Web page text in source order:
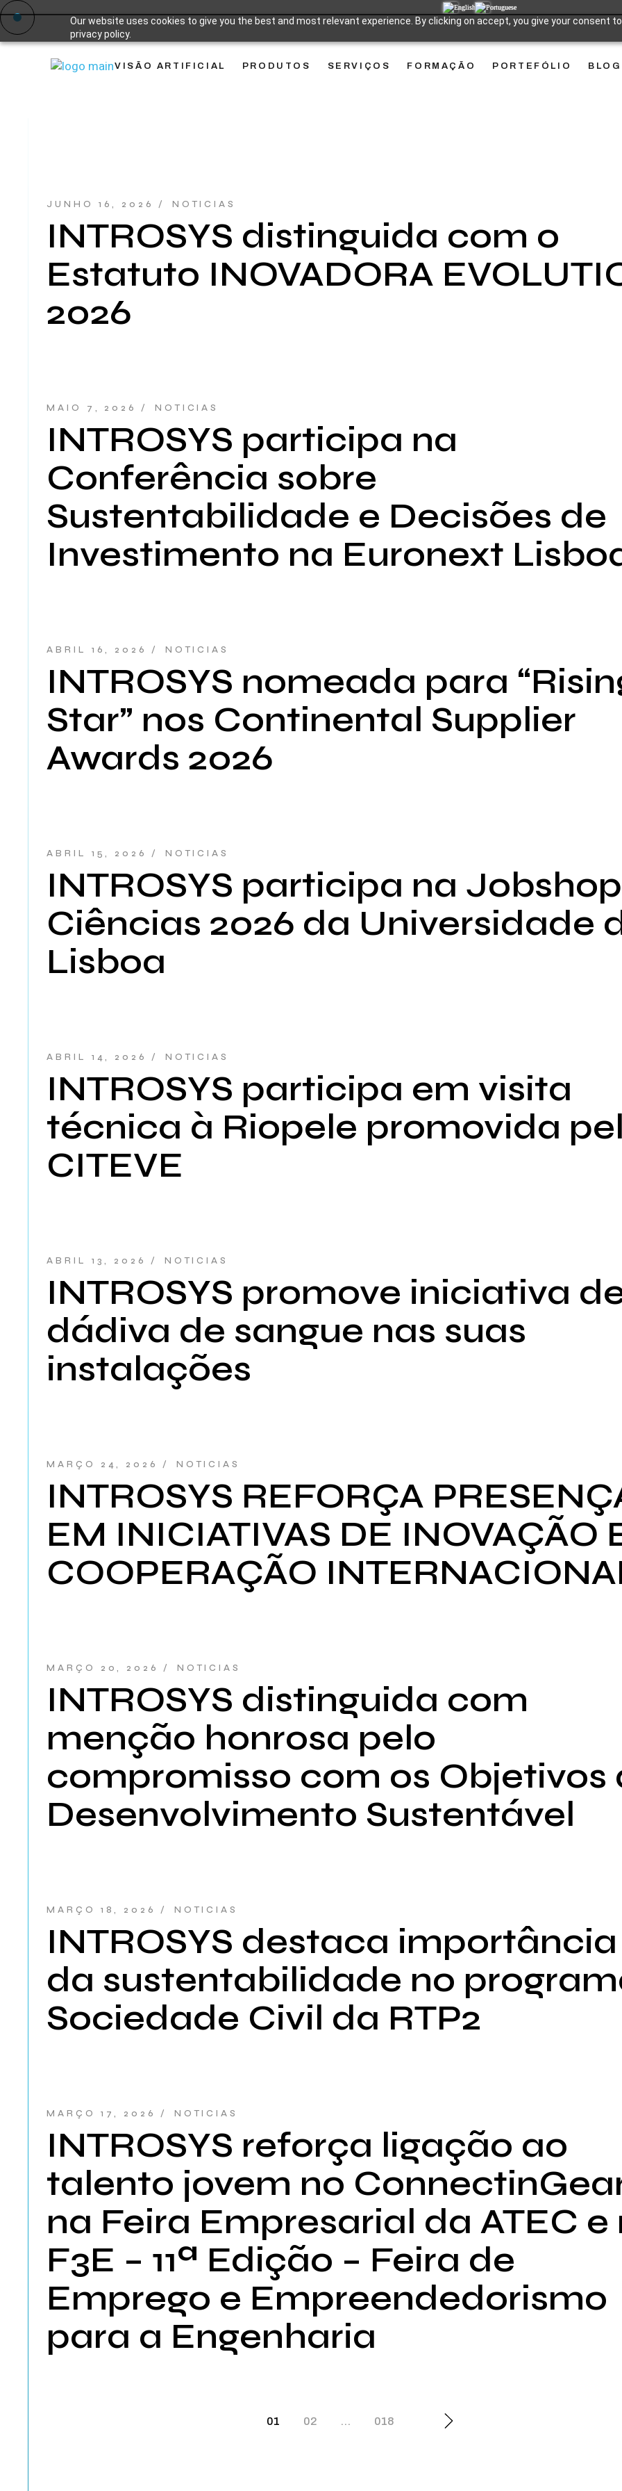
Our website uses cookies to give you the best and most relevant experience. By clicking on accept, you give your consent
privacy policy.
Skip
to
the
VISÃO ARTIFICIAL PRODUTOS SERVIÇOS FORMAÇÃO PORTEFÓLIO BLOG
JUNHO 16, 2026 NOTICIAS
INTROSYS distinguida com o
Estatuto INOVADORA
2026
MAIO 7, 2026 NOTICIAS
INTROSYS participa na
Conferência sobre
Sustentabilidade e Decisões de
Investimento na Euronext
ABRIL 16, 2026 NOTICIAS
INTROSYS nomeada para
Star” nos Continental Supplier
Awards 2026
ABRIL 15, 2026 NOTICIAS
INTROSYS participa na Jobshop
Ciências 2026 da Universidade
Lisboa
ABRIL 14, 2026 NOTICIAS
INTROSYS participa em visita
técnica à Riopele promovida
CITEVE
ABRIL 13, 2026 NOTICIAS
INTROSYS promove iniciativa
dádiva de sangue nas suas
instalações
MARÇO 24, 2026 NOTICIAS
INTROSYS REFORÇA
EM INICIATIVAS DE INOVAÇÃO
COOPERAÇÃO
MARÇO 20, 2026 NOTICIAS
INTROSYS distinguida com
menção honrosa pelo
compromisso com os Objetivos
Desenvolvimento Sustentável
MARÇO 18, 2026 NOTICIAS
INTROSYS destaca importância
da sustentabilidade no
Sociedade Civil da RTP2
MARÇO 17, 2026 NOTICIAS
INTROSYS reforça ligação ao
talento jovem no
na Feira Empresarial da ATEC e
F3E – 11ª Edição – Feira de
Emprego e Empreendedorismo
para a Engenharia
Paginação
01 02 … 018